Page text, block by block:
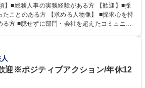
関係業務および
進 ■中期経営計画および予算等の管理 ■設備
要会議の運営 ■その他総務人事業務全般 【入
阪神HDグループ/年休124日
】■総務人事の実務経験がある方 【歓迎】■採
める人物像】 ■探求心を持
る方 ■臆せずに部門・会社を超えたコミュニケ
体性を持って能動的に業務を推進できる方 学
高専 短大 専修学校 高校 語学力： 資格：
迎※ポジティブアクション/年休12